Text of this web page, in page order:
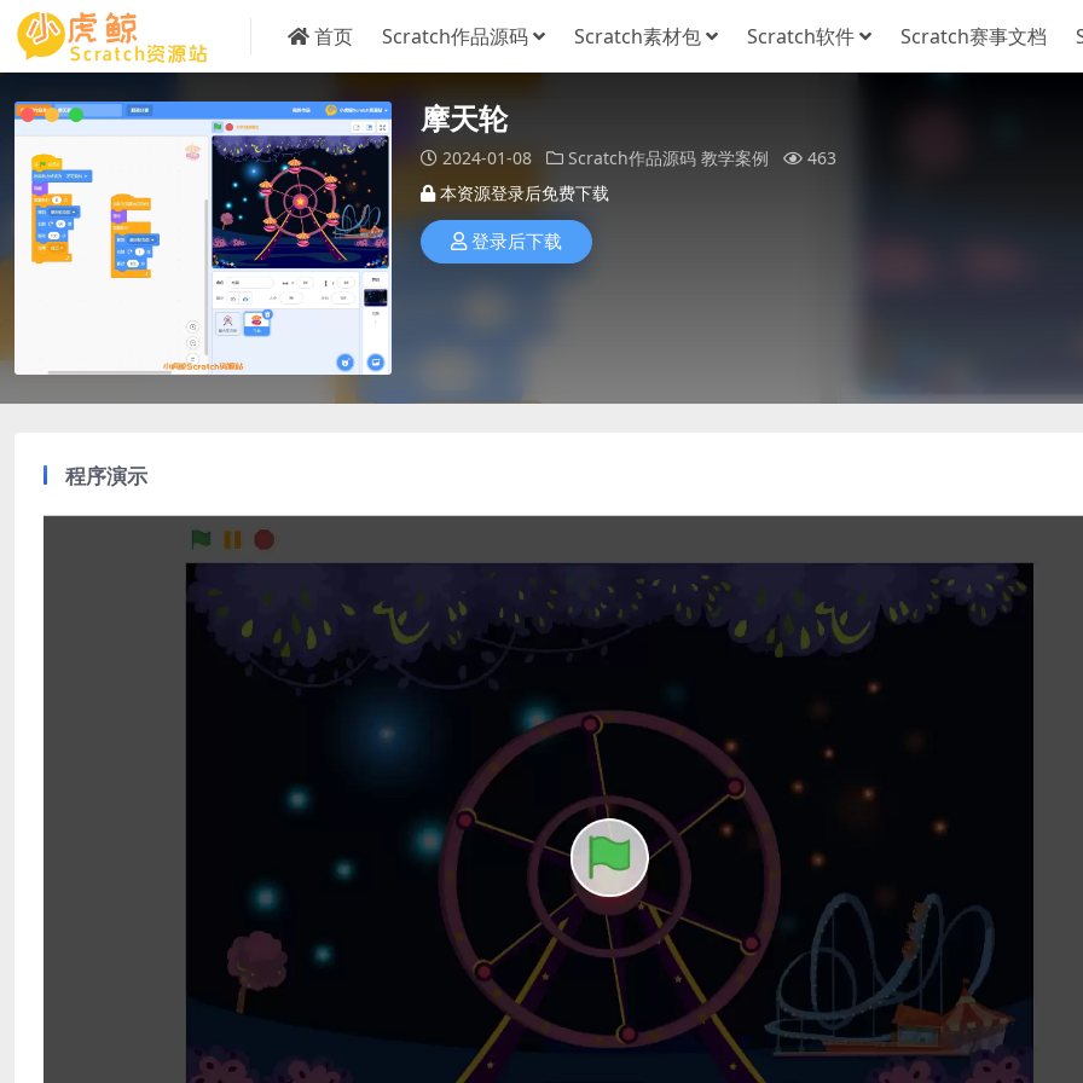
首页 Scratch作品源码 Scratch素材包 Scratch软件 Scratch赛事文档
摩天轮
2024-01-08 Scratch作品源码 教学案例
463
本资源登录后免费下载
登录后下载
程序演示